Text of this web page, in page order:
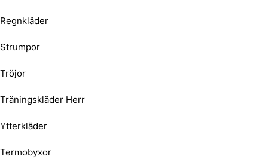
Regnkläder
Strumpor
Tröjor
Träningskläder Herr
Ytterkläder
Termobyxor